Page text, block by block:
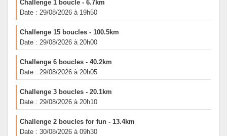
Challenge 1 boucle - 6.7km
Date : 29/08/2026 à 19h50
Challenge 15 boucles - 100.5km
Date : 29/08/2026 à 20h00
Challenge 6 boucles - 40.2km
Date : 29/08/2026 à 20h05
Challenge 3 boucles - 20.1km
Date : 29/08/2026 à 20h10
Challenge 2 boucles for fun - 13.4km
Date : 30/08/2026 à 09h30